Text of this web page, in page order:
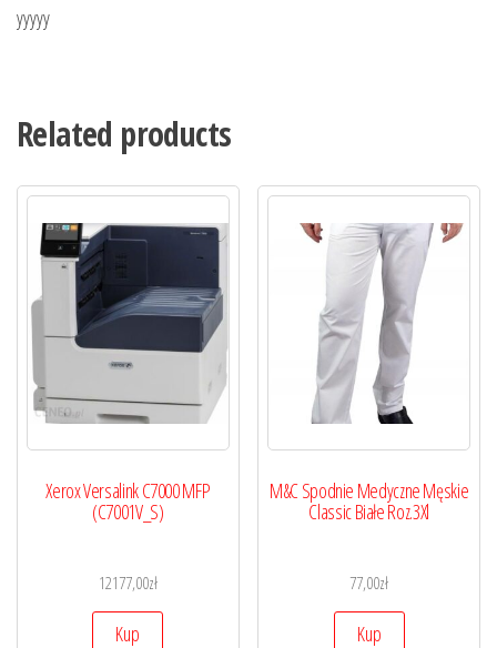
yyyyy
Related products
Xerox Versalink C7000 MFP
(C7001V_S)
12177,00zł
Kup
M&C Spodnie Medyczne Męskie
Classic Białe Roz.3Xl
77,00zł
Kup